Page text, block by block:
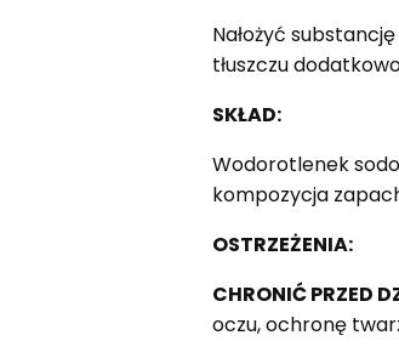
Nałożyć
tłuszczu
SKŁAD:
Wodorotlenek
kompozycja
OSTRZEŻENIA:
CHRONIĆ PRZED
oczu, ochronę